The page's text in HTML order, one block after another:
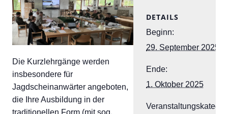
Die Kurzlehrgänge werden
insbesondere für
Jagdscheinanwärter angeboten,
die Ihre Ausbildung in der
traditionellen Form (mit sog.
DETAILS
Beginn:
29. September 2025
Ende:
1. Oktober 2025